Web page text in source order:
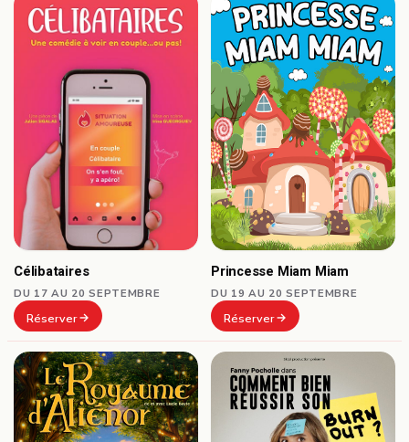
Célibataires
DU 17 AU 20 SEPTEMBRE
Réserver
Princesse Miam Miam
DU 19 AU 20 SEPTEMBRE
Réserver